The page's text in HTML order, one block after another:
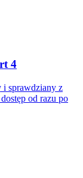
4
i sprawdziany z
od razu po